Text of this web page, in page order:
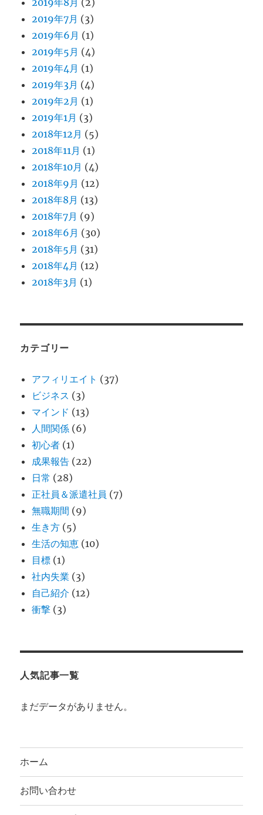
2019年7月 (3)
2019年6月 (1)
2019年5月 (4)
2019年4月 (1)
2019年3月 (4)
2019年2月 (1)
2019年1月 (3)
2018年12月 (5)
2018年11月 (1)
2018年10月 (4)
2018年9月 (12)
2018年8月 (13)
2018年7月 (9)
2018年6月 (30)
2018年5月 (31)
2018年4月 (12)
2018年3月 (1)
カテゴリー
アフィリエイト (37)
ビジネス (3)
マインド (13)
人間関係 (6)
初心者 (1)
成果報告 (22)
日常 (28)
正社員＆派遣社員 (7)
無職期間 (9)
生き方 (5)
生活の知恵 (10)
目標 (1)
社内失業 (3)
自己紹介 (12)
衝撃 (3)
人気記事一覧
まだデータがありません。
ホーム
お問い合わせ